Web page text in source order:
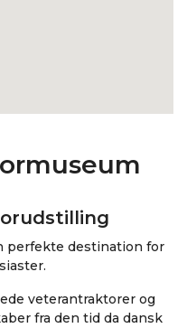
perfekte destination for
veterantraktorer og
fra den tid da dansk